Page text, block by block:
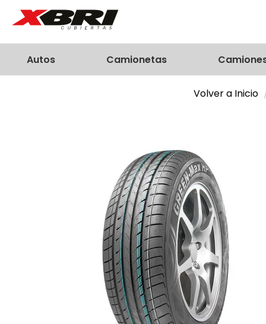
Autos Camionetas
Volver a Inicio